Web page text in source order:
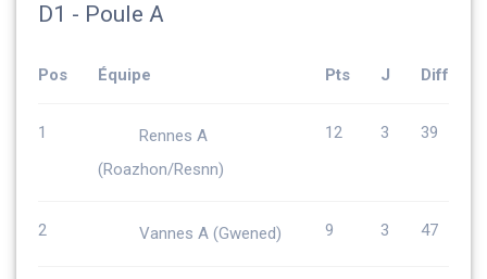
D1 - Poule A
Pos Équipe Pts J Diff
1
Rennes A
(Roazhon/Resnn)
12 3 39
2 Vannes A (Gwened) 9 3 47